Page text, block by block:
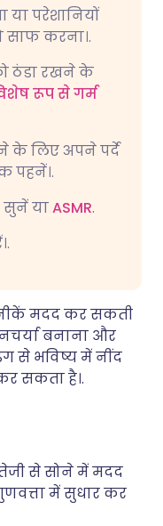
या परेशानियों
करना।.
ठंडा रखने के
रूप से गर्म
के लिए अपने पर्दे
पहनें।.
सुनें याASMR.
मदद कर सकती
बनाना और
से भविष्य में नींद
सकता है।.
से सोने में मदद
में सुधार कर